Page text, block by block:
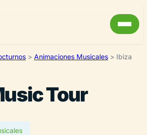
> Animaciones Musicales > Ibiza
Tour